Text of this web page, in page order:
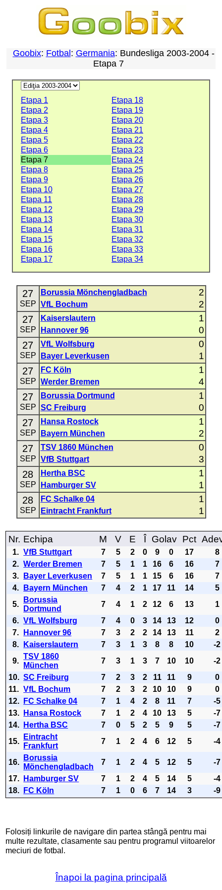
Goobix: Fotbal : Germania: Bundesliga 2003-2004 -
Etapa 7
Etapa 1
Etapa 18
Etapa 2
Etapa 19
Etapa 3
Etapa 20
Etapa 4
Etapa 21
Etapa 5
Etapa 22
Etapa 6
Etapa 23
Etapa 7
Etapa 24
Etapa 8
Etapa 25
Etapa 9
Etapa 26
Etapa 10
Etapa 27
Etapa 11
Etapa 28
Etapa 12
Etapa 29
Etapa 13
Etapa 30
Etapa 14
Etapa 31
Etapa 15
Etapa 32
Etapa 16
Etapa 33
Etapa 17
Etapa 34
27
SEP
Borussia Mönchengladbach 2
VfL Bochum 2
27
SEP
Kaiserslautern 1
Hannover 96 0
27
SEP
VfL Wolfsburg 0
Bayer Leverkusen 1
27
SEP
FC Köln 1
Werder Bremen 4
27
SEP
Borussia Dortmund 1
SC Freiburg 0
27
SEP
Hansa Rostock 1
Bayern München 2
27
SEP
TSV 1860 München 0
VfB Stuttgart 3
28
SEP
Hertha BSC 1
Hamburger SV 1
28
SEP
FC Schalke 04 1
Eintracht Frankfurt 1
Nr. Echipa M V E Î Golav Pct
1. VfB Stuttgart 7 5 2 0 9 0 17
8
2. Werder Bremen 7 5 1 1 16 6 16
7
3.
Bayer Leverkusen 7 5 1 1 15 6 16
7
4.
Bayern München 7 4 2 1 17 11 14
5
5.
Borussia
Dortmund
7 4 1 2 12 6 13
1
6. VfL Wolfsburg 7 4 0 3 14 13 12
0
7.
Hannover 96 7 3 2 2 14 13 11
2
8.
Kaiserslautern 7 3 1 3 8 8 10
-2
9.
TSV 1860
München
7 3 1 3 7 10 10
-2
10. SC Freiburg 7 2 3 2 11 11 9
0
11. VfL Bochum 7 2 3 2 10 10 9
0
12.
FC Schalke 04 7 1 4 2 8 11 7
-5
13.
Hansa Rostock 7 1 2 4 10 13 5
-7
14.
Hertha BSC 7 0 5 2 5 9 5
-7
15.
Eintracht
Frankfurt
7 1 2 4 6 12 5 -4
16.
Borussia
Mönchengladbach
7 1 2 4 5 12 5
-7
17.
Hamburger SV 7 1 2 4 5 14 5
-4
18.
FC Köln 7 1 0 6 7 14 3 -9
Folosiți linkurile de navigare din partea stângă pentru mai
multe rezultate, clasamente sau pentru programul viitoarelor
meciuri de fotbal.
Înapoi la pagina principală